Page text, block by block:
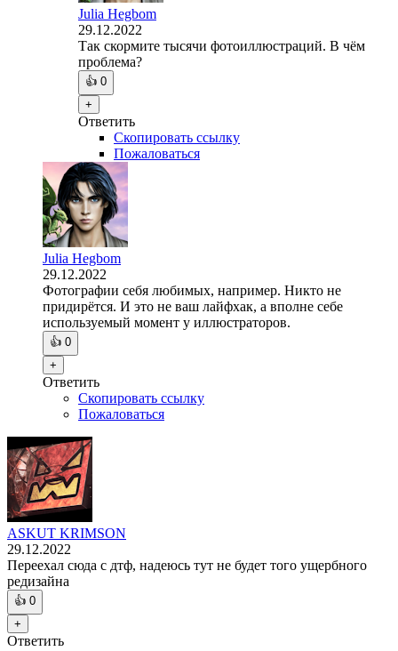
Julia Hegbom
29.12.2022
Так скормите тысячи фотоиллюстраций. В чём
проблема?
👍 0
+
Ответить
Скопировать ссылку
Пожаловаться
Julia Hegbom
29.12.2022
Фотографии себя любимых, например. Никто не
придирётся. И это не ваш лайфхак, а вполне себе
используемый момент у иллюстраторов.
👍 0
+
Ответить
Скопировать ссылку
Пожаловаться
ASKUT KRIMSON
29.12.2022
Переехал сюда с дтф, надеюсь тут не будет того ущербного
редизайна
👍 0
+
Ответить